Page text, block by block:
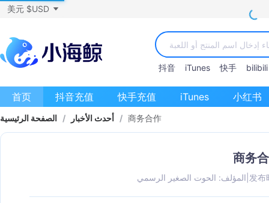
美元 $USD
抖音 iTunes 快手 bilibili
首页 抖音充值 快手充值 iTunes 小红书
الصفحة الرئيسية / أحدث الأخبار / 商务合作
商务
المؤلف: الحوت الصغير الرسمي 发